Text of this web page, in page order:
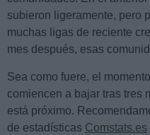
subieron ligeramente, pero
muchas ligas de reciente
mes después, esas
Sea como fuere, el
comiencen a bajar tras tres
está próximo.
de estadísticas Comstats.es